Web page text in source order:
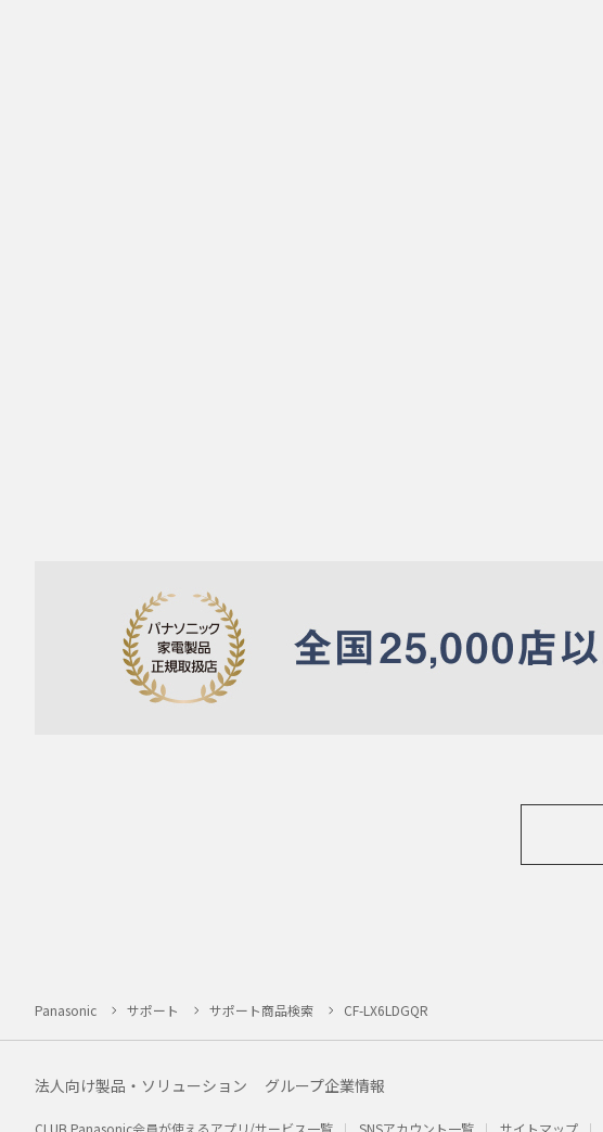
Panasonic サポート サポート商品検索 CF-LX6LDGQR
法人向け製品・ソリューション グループ企業情報
CLUB Panasonic会員が使えるアプリ/サービス一覧 SNSアカウント一覧 サイトマップ